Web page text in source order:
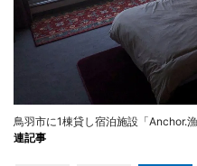
鳥羽市に1棟貸し宿泊施設「Anchor.
連記事